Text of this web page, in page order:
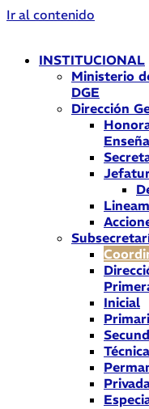
Ir al contenido
INSTITUCIONAL
Ministerio
DGE
Dirección
Inicial